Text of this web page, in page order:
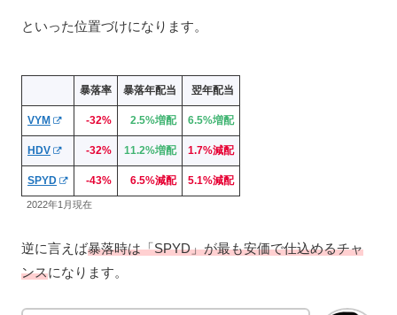
といった位置づけになります。
暴落率 暴落年配当 翌年配当
VYM -32% 2.5%増配 6.5%増配
HDV -32% 11.2%増配 1.7%減配
SPYD -43% 6.5%減配 5.1%減配
2022年1月現在
逆に言えば暴落時は「SPYD」が最も安価で仕込めるチャ
ンスになります。